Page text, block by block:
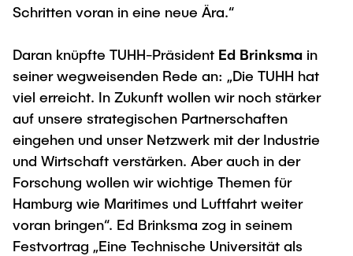
Schritten voran in eine neue Ära.“
Daran knüpfte TUHH-Präsident Ed Brinksma in
seiner wegweisenden Rede an: „Die TUHH hat
viel erreicht. In Zukunft wollen wir noch stärker
auf unsere strategischen Partnerschaften
eingehen und unser Netzwerk mit der Industrie
und Wirtschaft verstärken. Aber auch in der
Forschung wollen wir wichtige Themen für
Hamburg wie Maritimes und Luftfahrt weiter
voran bringen“. Ed Brinksma zog in seinem
Festvortrag „Eine Technische Universität als